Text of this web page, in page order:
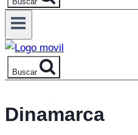
Buscar
Dinamarca